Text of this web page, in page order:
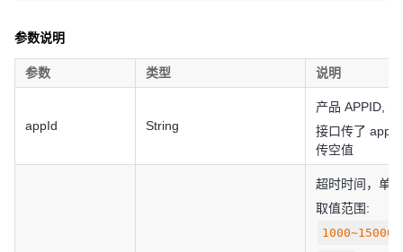
参数说明
参数 类型 说明
appId String
产品 APPID, 如
接口传了
传空值
超时时间，单
取值范围:
1000~15000